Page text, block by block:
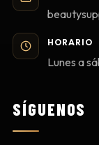
HORARIO
Lunes a
SÍGUENOS